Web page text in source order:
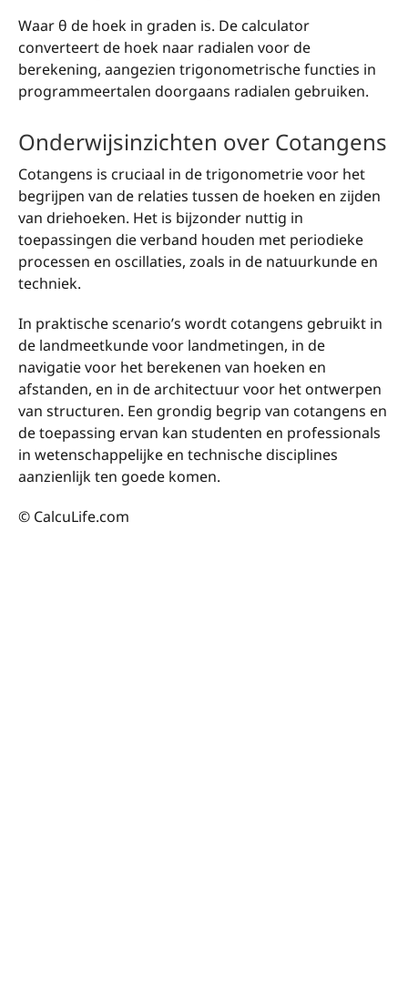
Waar θ de hoek in graden is. De calculator
converteert de hoek naar radialen voor de
berekening, aangezien trigonometrische functies in
programmeertalen doorgaans radialen gebruiken.
Onderwijsinzichten over Cotangens
Cotangens is cruciaal in de trigonometrie voor het
begrijpen van de relaties tussen de hoeken en zijden
van driehoeken. Het is bijzonder nuttig in
toepassingen die verband houden met periodieke
processen en oscillaties, zoals in de natuurkunde en
techniek.
In praktische scenario’s wordt cotangens gebruikt in
de landmeetkunde voor landmetingen, in de
navigatie voor het berekenen van hoeken en
afstanden, en in de architectuur voor het ontwerpen
van structuren. Een grondig begrip van cotangens en
de toepassing ervan kan studenten en professionals
in wetenschappelijke en technische disciplines
aanzienlijk ten goede komen.
© CalcuLife.com